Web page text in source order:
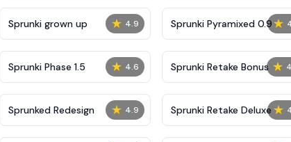
★ 4.9
Sprunki grown up ★
Sprunki Pyramixed 0.9
★ 4.6
Sprunki Phase 1.5 ★
Sprunki Retake Bonus
★ 4.9
Sprunked Redesign ★
Sprunki Retake Deluxe